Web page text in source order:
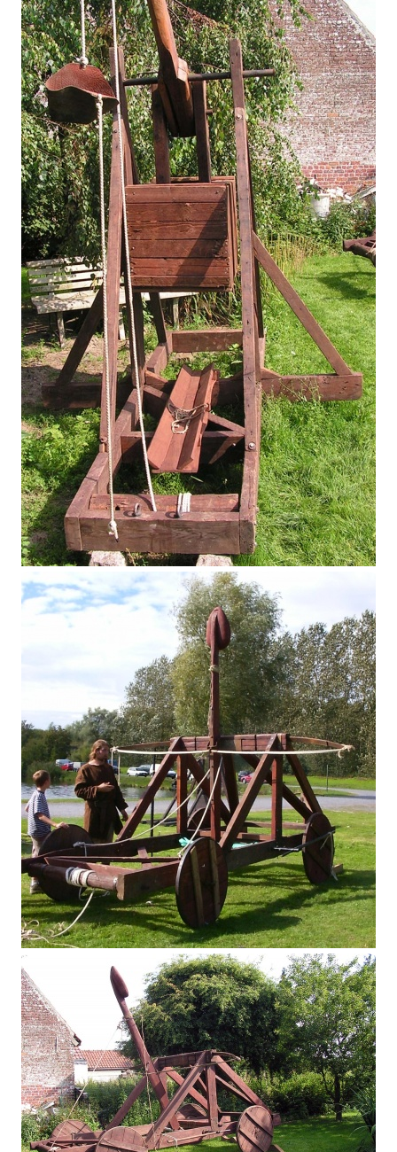
Petit trébuchet
Catapulte